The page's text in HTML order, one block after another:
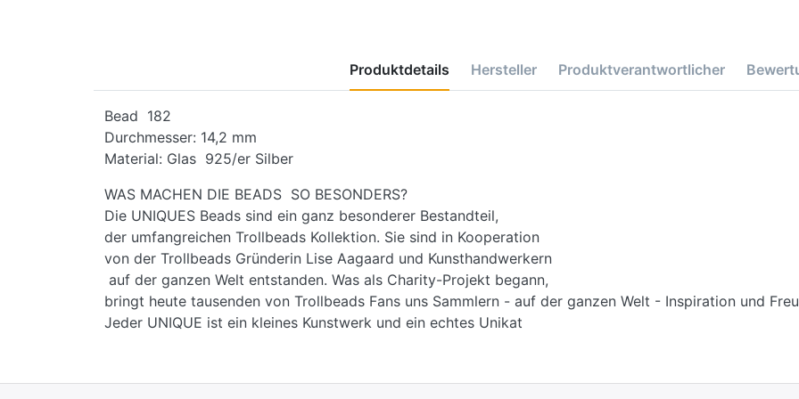
Produktdetails Hersteller Produktverantwortlicher
Bead 182
Durchmesser: 14,2 mm
Material: Glas 925/er Silber
WAS MACHEN DIE BEADS SO BESONDERS?
Die UNIQUES Beads sind ein ganz besonderer Bestandteil,
der umfangreichen Trollbeads Kollektion. Sie sind in Kooperation
von der Trollbeads Gründerin Lise Aagaard und Kunsthandwerkern
auf der ganzen Welt entstanden. Was als Charity-Projekt begann,
bringt heute tausenden von Trollbeads Fans uns Sammlern - auf der ganzen Welt - Inspiration und
Jeder UNIQUE ist ein kleines Kunstwerk und ein echtes Unikat